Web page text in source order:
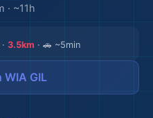
· ~11h
3.5km · 🚗 ~5min
WIA GIL